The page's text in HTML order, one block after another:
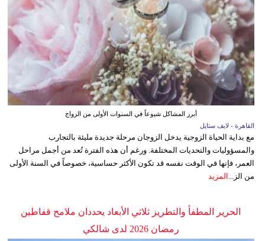
أبرز المشاكل شيوعاً في السنوات الأولى من الزواج
القاهرة - لايف ستايل
مع بداية الحياة الزوجية يدخل الزوجان مرحلة جديدة مليئة بالتجارب
والمسؤوليات والتحديات المختلفة. ورغم أن هذه الفترة تُعد من أجمل مراحل
العمر، فإنها في الوقت نفسه قد تكون الأكثر حساسية، خصوصاً في السنة الأولى
من الز...
المزيد
الحرير المطفأ والتطريز ثلاثي الأبعاد يحددان ملامح قفاطين
رمضان 2026 لدى شالكي